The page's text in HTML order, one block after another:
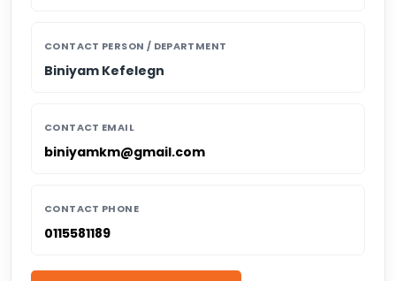
CONTACT PERSON / DEPARTMENT
Biniyam Kefelegn
CONTACT EMAIL
biniyamkm@gmail.com
CONTACT PHONE
0115581189